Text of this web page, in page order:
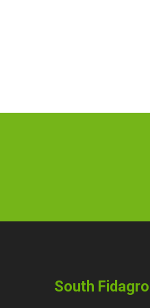
South Fidagro